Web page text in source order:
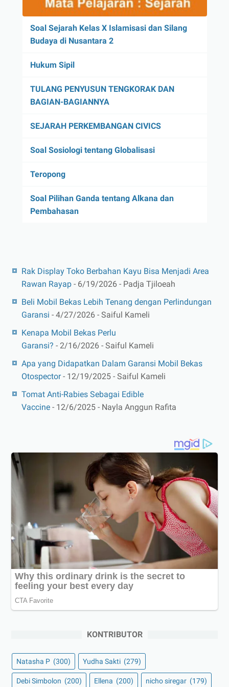
Soal Sejarah Kelas X Islamisasi dan Silang
Budaya di Nusantara 2
Hukum Sipil
TULANG PENYUSUN TENGKORAK DAN
BAGIAN-BAGIANNYA
SEJARAH PERKEMBANGAN CIVICS
Soal Sosiologi tentang Globalisasi
Teropong
Soal Pilihan Ganda tentang Alkana dan
Pembahasan
Rak Display Toko Berbahan Kayu Bisa Menjadi Area
Rawan Rayap - 6/19/2026 - Padja Tjiloeah
Beli Mobil Bekas Lebih Tenang dengan Perlindungan
Garansi - 4/27/2026 - Saiful Kameli
Kenapa Mobil Bekas Perlu
Garansi? - 2/16/2026 - Saiful Kameli
Apa yang Didapatkan Dalam Garansi Mobil Bekas
Otospector- 12/19/2025 - Saiful Kameli
Tomat Anti-Rabies Sebagai Edible
Vaccine - 12/6/2025 - Nayla Anggun Rafita
KONTRIBUTOR
Natasha P (300) Yudha Sakti (279)
Debi Simbolon (200) Ellena (200) nicho siregar (179)